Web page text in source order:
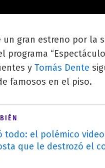
un gran estreno por la
programa
y Tomás Dente
famosos en el piso.
todo: el polémico video
que le destrozó el